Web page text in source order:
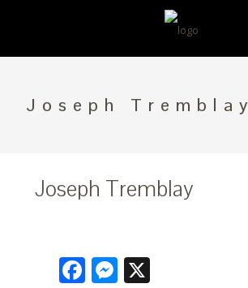
Joseph Tremblay
Joseph Tremblay
Facebook
Messenger